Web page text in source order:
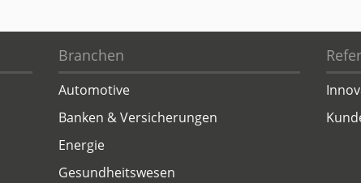
Branchen
Automotive
Banken & Versicherungen
Energie
Gesundheitswesen